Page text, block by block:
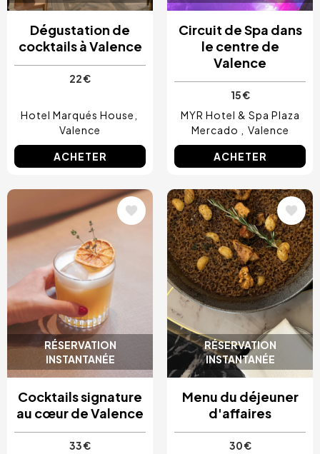
Dégustation de
cocktails à Valence
22 €
Hotel Marqués House
Valence
ACHETER
Circuit de Spa dans
le centre de
Valence
15 €
MYR Hotel & Spa Plaza
Mercado
Valence
ACHETER
RÉSERVATION
INSTANTANÉE
Image
Cocktails signature
au cœur de Valence
33 €
RÉSERVATION
INSTANTANÉE
Image
Menu du déjeuner
d'affaires
30 €